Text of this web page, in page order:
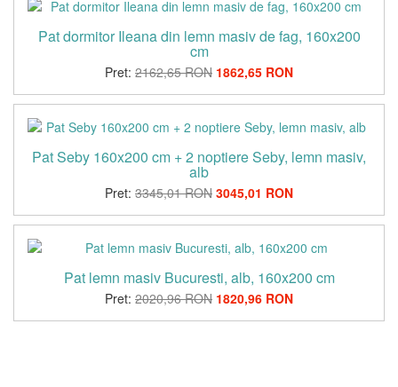
Pat dormitor Ileana din lemn masiv de fag, 160x200
cm
Pret: 2162,65 RON 1862,65 RON
Pat Seby 160x200 cm + 2 noptiere Seby, lemn masiv,
alb
Pret: 3345,01 RON 3045,01 RON
Pat lemn masiv Bucuresti, alb, 160x200 cm
Pret: 2020,96 RON 1820,96 RON